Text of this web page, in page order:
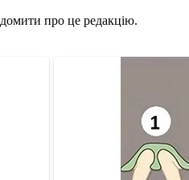
про це редакцію.